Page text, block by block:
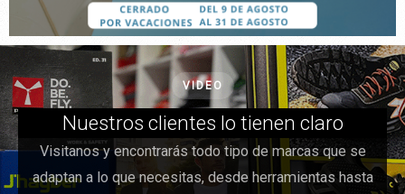
VIDEO
Nuestros clientes lo tienen claro
Visitanos y encontrarás todo tipo de marcas que se
adaptan a lo que necesitas, desde herramientas hasta